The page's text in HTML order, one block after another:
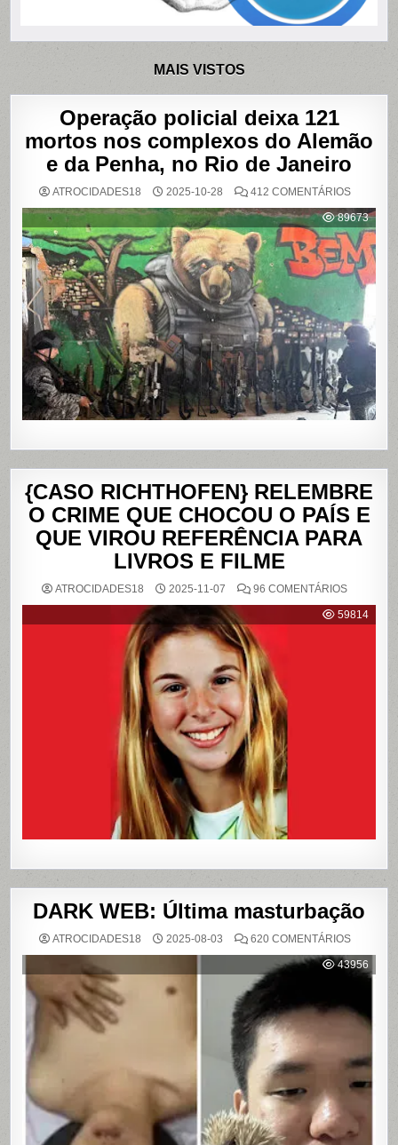
MAIS VISTOS
Operação policial deixa 121
mortos nos complexos do Alemão
e da Penha, no Rio de Janeiro
ATROCIDADES18 2025-10-28 412 COMENTÁRIOSEM
POLICIAL
DEIXA
121
MORTOS
NOS
DO
ALEMÃO
PENHA,
NO
RIO
89673
{CASO RICHTHOFEN} RELEMBRE
O CRIME QUE CHOCOU O PAÍS E
QUE VIROU REFERÊNCIA PARA
LIVROS E FILME
ATROCIDADES18 2025-11-07 96 COMENTÁRIOSEM
59814
DARK WEB: Última masturbação
ATROCIDADES18 2025-08-03 620 COMENTÁRIOSEM
WEB:
ÚLTIMA
43956